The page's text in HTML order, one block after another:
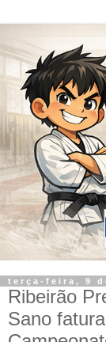
terça-feira, 9
Ribeirão
Sano